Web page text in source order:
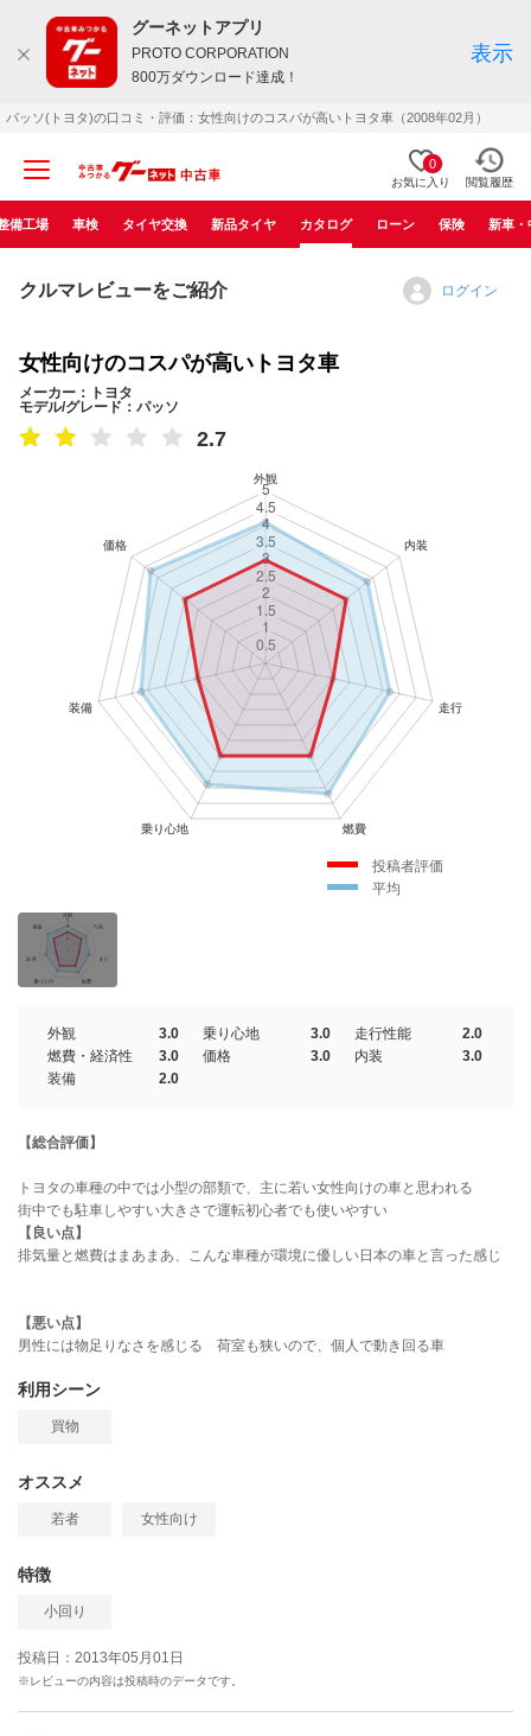
グーネットアプリ
PROTO CORPORATION
800万ダウンロード達成！
表示
パッソ(トヨタ)の口コミ・評価：女性向けのコスパが高いトヨタ車（2008年02月）
0
お気に入り 閲覧履歴
備工場 車検 タイヤ交換 新品タイヤ カタログ ローン 保険 新車・
クルマレビューをご紹介 ログイン
女性向けのコスパが高いトヨタ車
メーカー：トヨタ
モデル/グレード：パッソ
2.7
投稿者評価
平均
外観 3.0 乗り心地 3.0 走行性能
2.0
燃費・経済性
3.0 価格 3.0 内装
3.0
装備
2.0
【総合評価】
トヨタの車種の中では小型の部類で、主に若い女性向けの車と思われる
街中でも駐車しやすい大きさで運転初心者でも使いやすい
【良い点】
排気量と燃費はまあまあ、こんな車種が環境に優しい日本の車と言った感じ
【悪い点】
男性には物足りなさを感じる 荷室も狭いので、個人で動き回る車
利用シーン
買物
オススメ
若者 女性向け
特徴
小回り
投稿日：2013年05月01日
※レビューの内容は投稿時のデータです。